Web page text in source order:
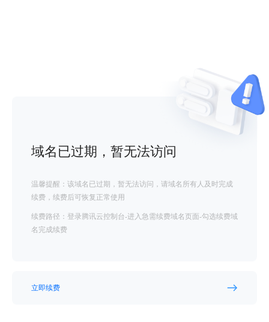
域名已过期，暂无法访问
温馨提醒：该域名已过期，暂无法访问，请域名所有人及时完成
续费，续费后可恢复正常使用
续费路径：登录腾讯云控制台-进入急需续费域名页面-勾选续费域
名完成续费
立即续费